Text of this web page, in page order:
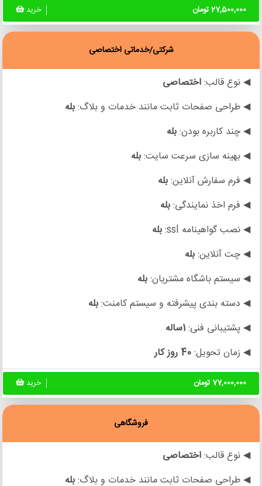
27,500,000 تومان خرید
شرکتی/خدماتی اختصاصی
◀ نوع قالب:اختصاصی
◀ طراحی صفحات ثابت مانند خدمات و بلاگ:بله
◀ چند کاربره بودن:بله
◀ بهینه سازی سرعت سایت:بله
◀ فرم سفارش آنلاین:بله
◀ فرم اخذ نمایندگی:بله
◀ نصب گواهینامه ssl:
بله
◀ چت آنلاین:بله
◀ سیستم باشگاه مشتریان:بله
◀ دسته بندی پیشرفته و سیستم کامنت:بله
◀ پشتیبانی فنی:1ساله
◀ زمان تحویل:40 روز کار
77,000,000 تومان خرید
فروشگاهی
◀ نوع قالب:اختصاصی
◀ طراحی صفحات ثابت مانند خدمات و بلاگ:بله